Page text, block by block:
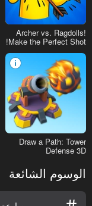
Archer vs. Ragdolls!
Make the Perfect Shot!
Draw a Path: Tower
Defense 3D
الوسوم الشائعة